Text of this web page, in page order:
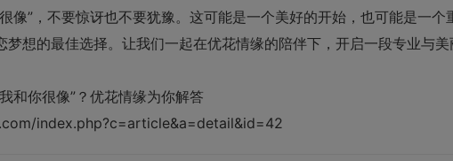
像”，不要惊讶也不要犹豫。这可能是一个美好的开始，也可能是一个
梦想的最佳选择。让我们一起在优花情缘的陪伴下，开启一段专业与美
和你很像”？优花情缘为你解答
index.php?c=article&a=detail&id=42